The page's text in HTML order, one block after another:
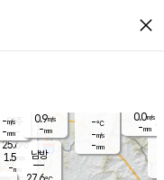
close
양주
25.6℃
1.5
-mm
-℃
-m/s
-mm
0.0m/s
-mm
남방
-m/s
-mm
0.9m/s
-mm